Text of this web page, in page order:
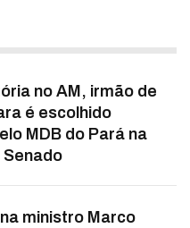
no AM, irmão de
é escolhido
MDB do Pará na
ministro Marco